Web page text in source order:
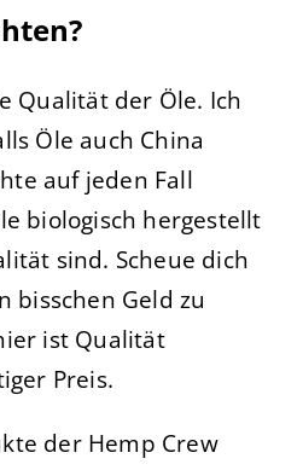
Qualität der Öle. Ich
Öle auch China
auf jeden Fall
biologisch hergestellt
sind. Scheue dich
bisschen Geld zu
ist Qualität
Preis.
der Hemp Crew